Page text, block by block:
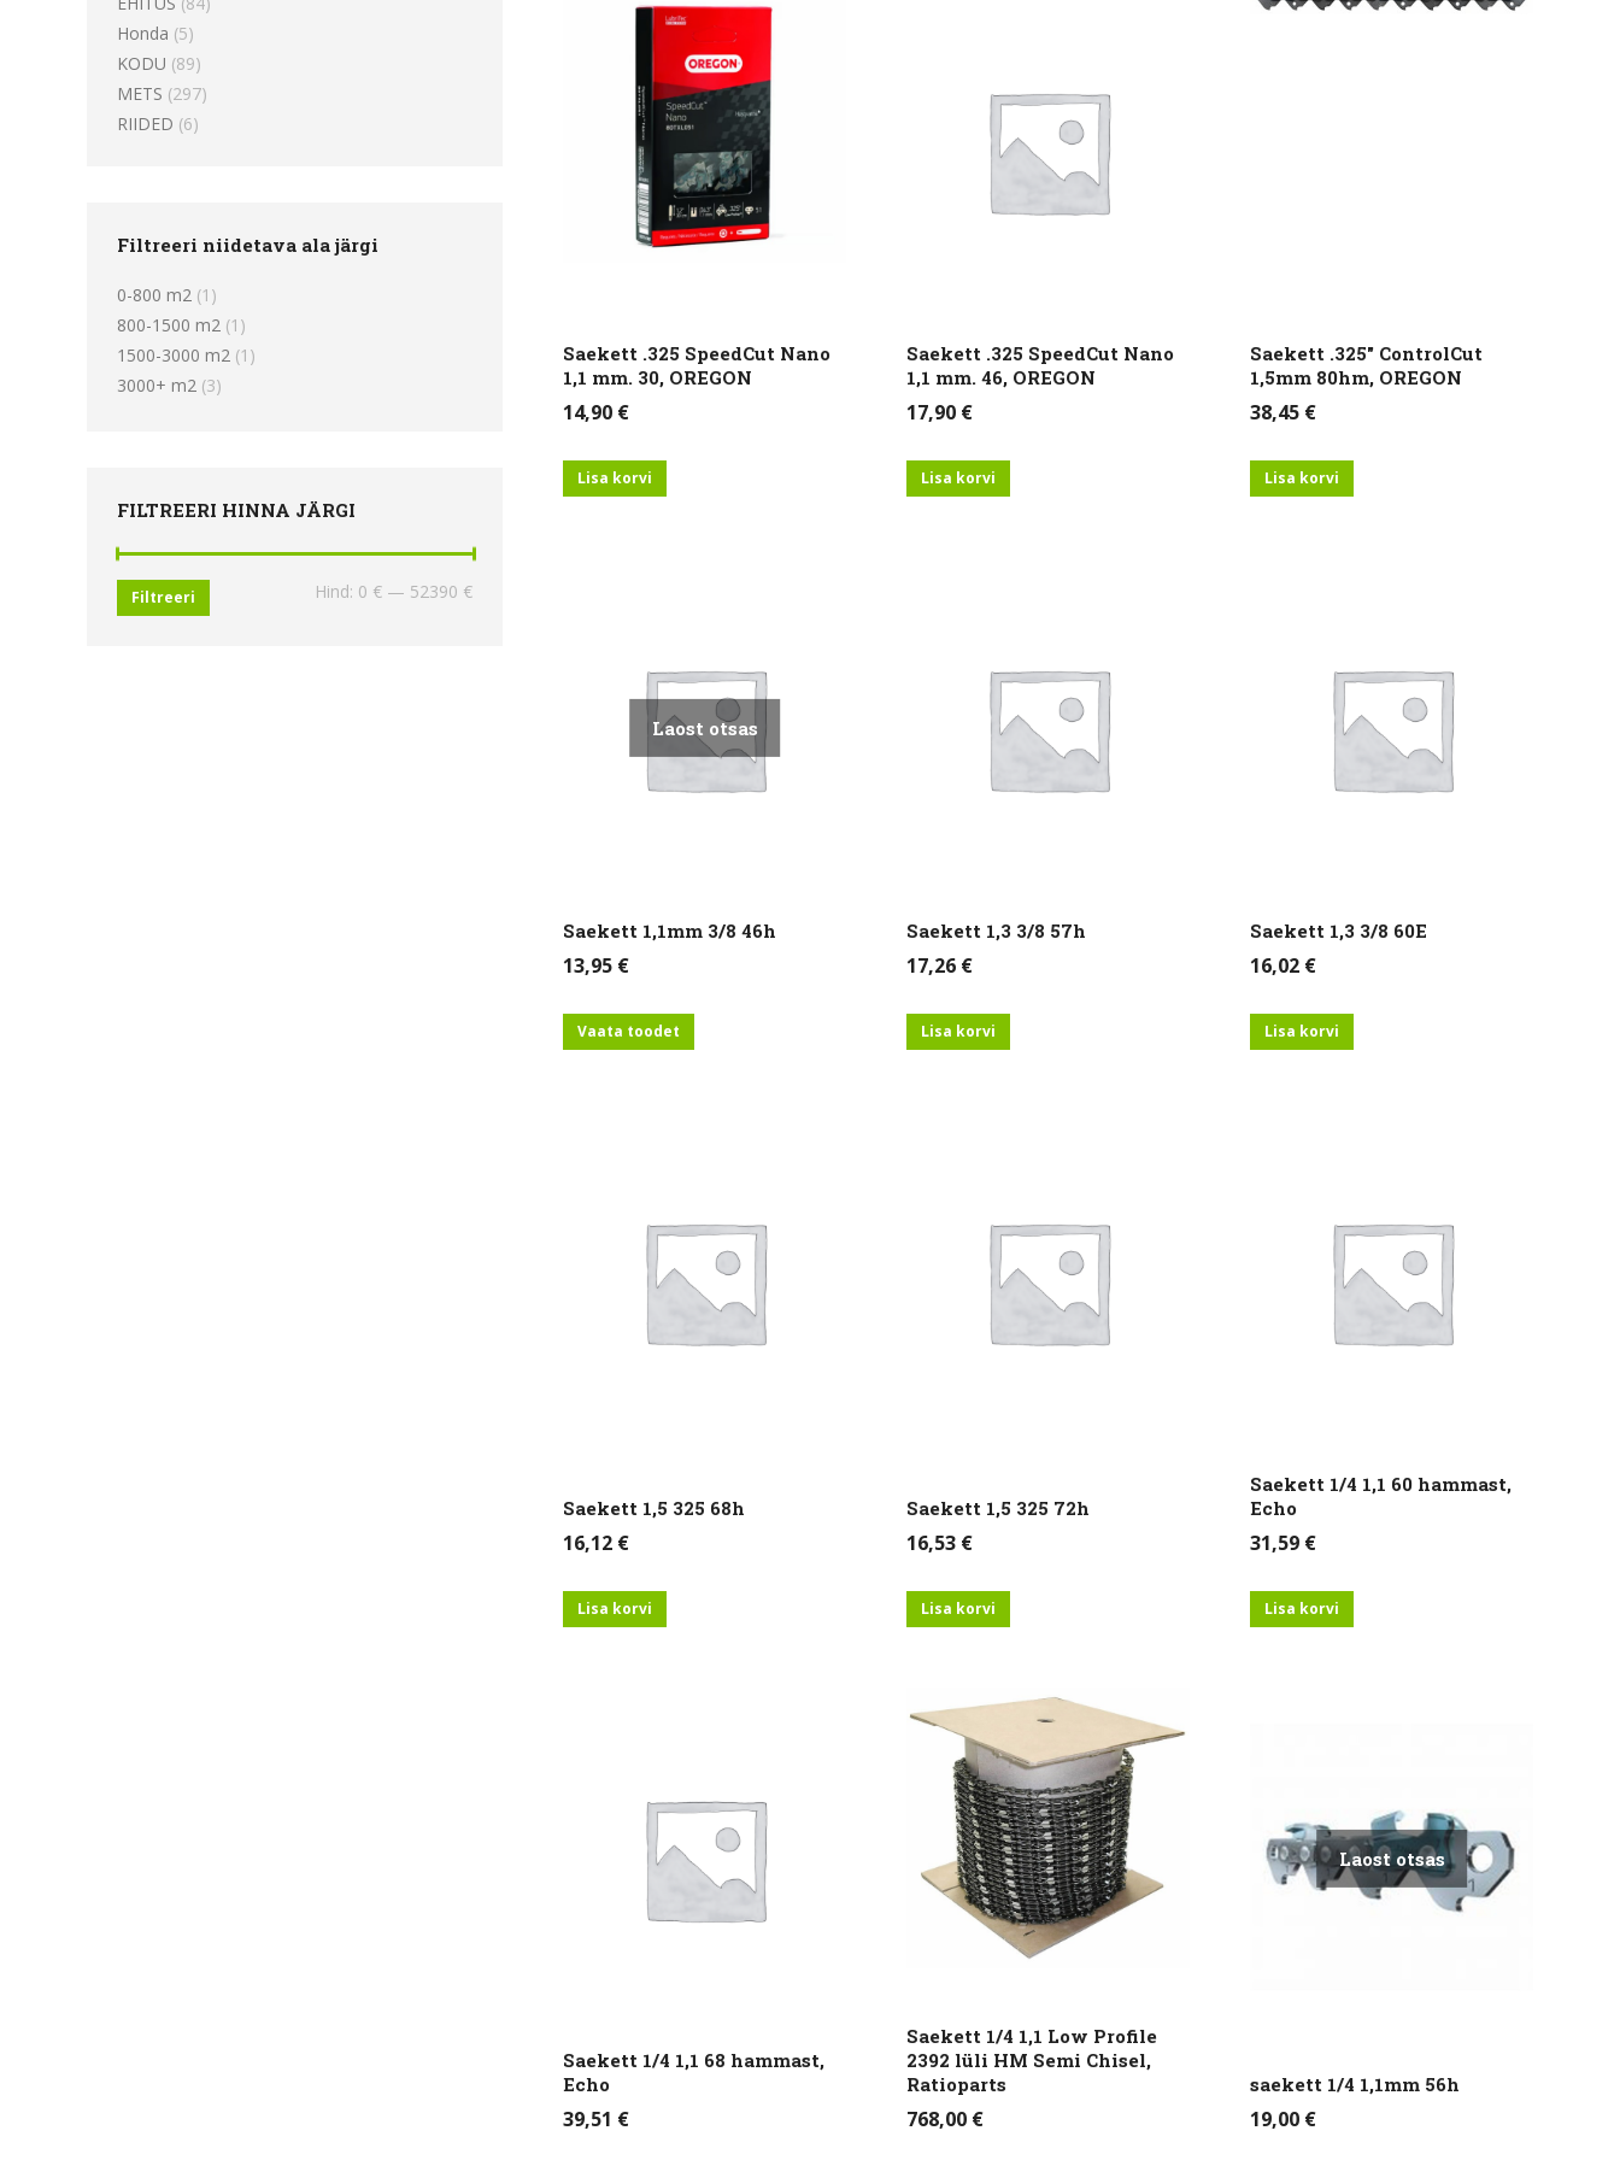
Saekett .325 SpeedCut Nano
1,1 mm. 30, OREGON
14,90 €
Lisa korvi
Saekett .325 SpeedCut Nano
1,1 mm. 46, OREGON
17,90 €
Lisa korvi
Saekett .325″ ControlCut
1,5mm 80hm, OREGON
38,45 €
Lisa korvi
Laost otsas
Saekett 1,1mm 3/8 46h
13,95 €
Vaata toodet
Saekett 1,3 3/8 57h
17,26 €
Lisa korvi
Saekett 1,3 3/8 60E
16,02 €
Lisa korvi
Saekett 1,5 325 68h
16,12 €
Lisa korvi
Saekett 1,5 325 72h
16,53 €
Lisa korvi
Saekett 1/4 1,1 60 hammast,
Echo
31,59 €
Lisa korvi
Saekett 1/4 1,1 68 hammast,
Echo
39,51 €
Saekett 1/4 1,1 Low Profile
2392 lüli HM Semi Chisel,
Ratioparts
768,00 €
Laost otsas
saekett 1/4 1,1mm 56h
19,00 €
Honda (5)
KODU (89)
METS (297)
RIIDED (6)
Filtreeri niidetava ala järgi
0-800 m2 (1)
800-1500 m2 (1)
1500-3000 m2 (1)
3000+ m2 (3)
FILTREERI HINNA JÄRGI
Minimaalne
Maksimaalne
Filtreeri Hind: 0 € — 52390 €